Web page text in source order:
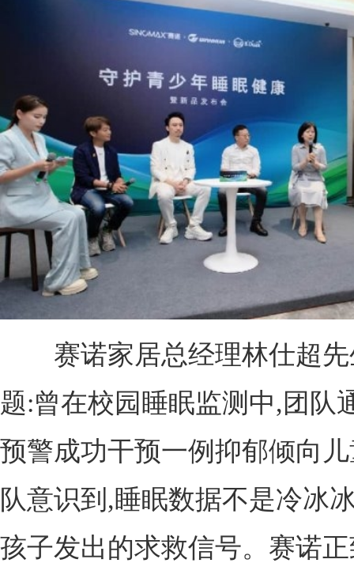
赛诺家居总经理林仕超先
题:曾在校园睡眠监测中,团队
预警成功干预一例抑郁倾向
队意识到,睡眠数据不是冷冰
孩子发出的求救信号。赛诺